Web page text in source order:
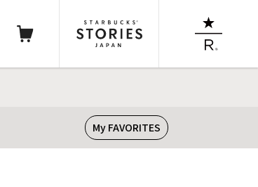
My FAVORITES